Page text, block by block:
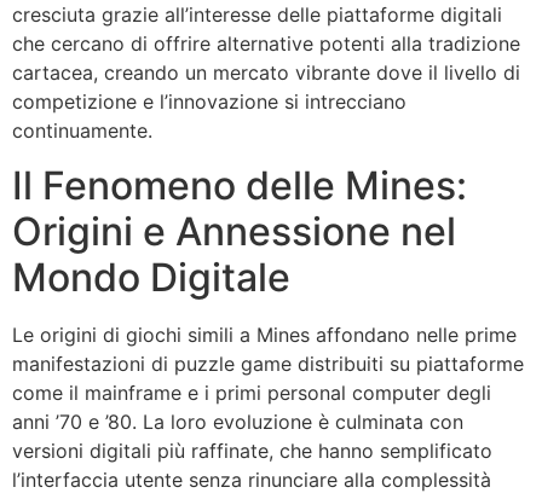
cresciuta grazie all’interesse delle piattaforme digitali
che cercano di offrire alternative potenti alla tradizione
cartacea, creando un mercato vibrante dove il livello di
competizione e l’innovazione si intrecciano
continuamente.
Il Fenomeno delle Mines:
Origini e Annessione nel
Mondo Digitale
Le origini di giochi simili a Mines affondano nelle prime
manifestazioni di puzzle game distribuiti su piattaforme
come il mainframe e i primi personal computer degli
anni ’70 e ’80. La loro evoluzione è culminata con
versioni digitali più raffinate, che hanno semplificato
l’interfaccia utente senza rinunciare alla complessità